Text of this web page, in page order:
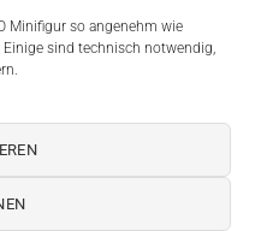
Minifigur so angenehm wie
sind technisch notwendig,
nach §19
Apple Google Amazon